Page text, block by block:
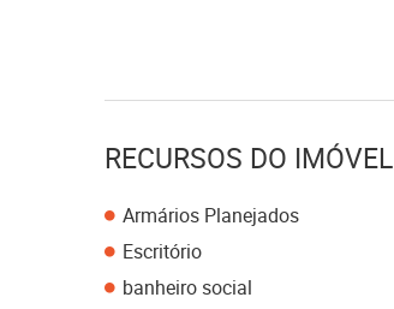
RECURSOS DO IMÓVEL
Armários Planejados
Escritório
banheiro social